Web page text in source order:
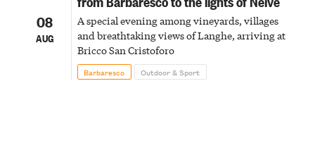
08
AUG
A special evening among vineyards, villages
and breathtaking views of Langhe, arriving at
Bricco San Cristoforo
Barbaresco Outdoor & Sport